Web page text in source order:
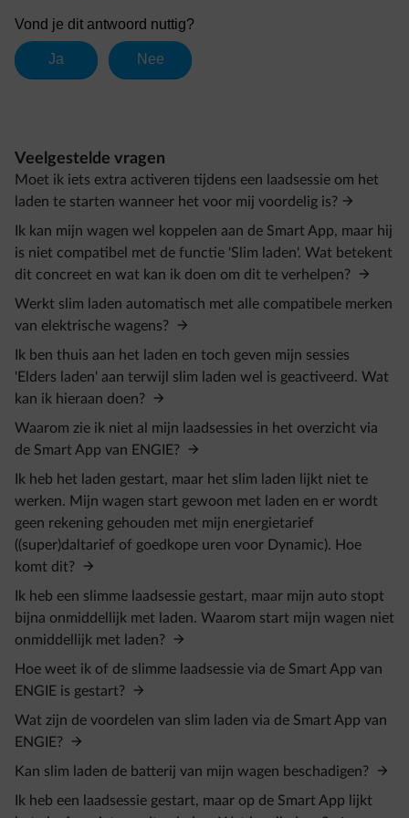
Veelgestelde vragen
Moet ik iets extra activeren tijdens een laadsessie om het
laden te starten wanneer het voor mij voordelig is?
Ik kan mijn wagen wel koppelen aan de Smart App, maar hij
is niet compatibel met de functie 'Slim laden'. Wat betekent
dit concreet en wat kan ik doen om dit te verhelpen?
Werkt slim laden automatisch met alle compatibele merken
van elektrische wagens?
Ik ben thuis aan het laden en toch geven mijn sessies
'Elders laden' aan terwijl slim laden wel is geactiveerd. Wat
kan ik hieraan doen?
Waarom zie ik niet al mijn laadsessies in het overzicht via
de Smart App van ENGIE?
Ik heb het laden gestart, maar het slim laden lijkt niet te
werken. Mijn wagen start gewoon met laden en er wordt
geen rekening gehouden met mijn energietarief
((super)daltarief of goedkope uren voor Dynamic). Hoe
komt dit?
Ik heb een slimme laadsessie gestart, maar mijn auto stopt
bijna onmiddellijk met laden. Waarom start mijn wagen niet
onmiddellijk met laden?
Hoe weet ik of de slimme laadsessie via de Smart App van
ENGIE is gestart?
Wat zijn de voordelen van slim laden via de Smart App van
ENGIE?
Kan slim laden de batterij van mijn wagen beschadigen?
Ik heb een laadsessie gestart, maar op de Smart App lijkt